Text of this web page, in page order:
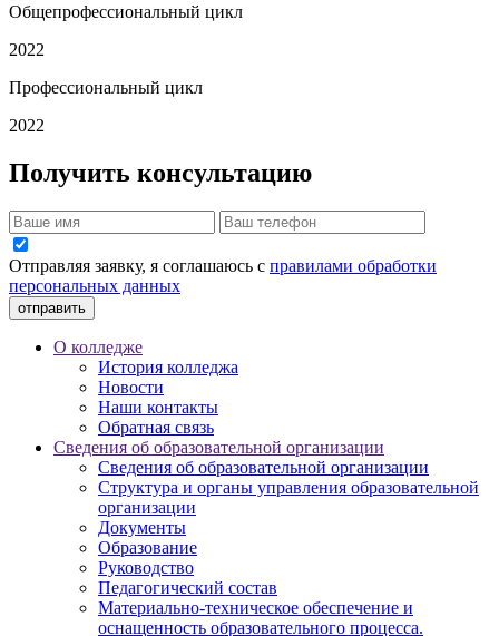
Общепрофессиональный цикл
2022
Профессиональный цикл
2022
Получить консультацию
Отправляя заявку, я соглашаюсь с правилами обработки
персональных данных
отправить
О колледже
История колледжа
Новости
Наши контакты
Обратная связь
Сведения об образовательной организации
Сведения об образовательной организации
Структура и органы управления образовательной
организации
Документы
Образование
Руководство
Педагогический состав
Материально-техническое обеспечение и
оснащенность образовательного процесса.